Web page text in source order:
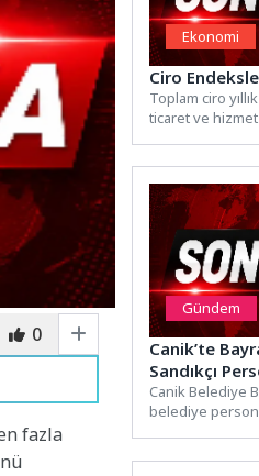
0
fazla
Ekonomi
Ciro
Toplam ciro
ticaret ve
Gündem
Canik’te
Sandıkçı
Canik Belediye
belediye